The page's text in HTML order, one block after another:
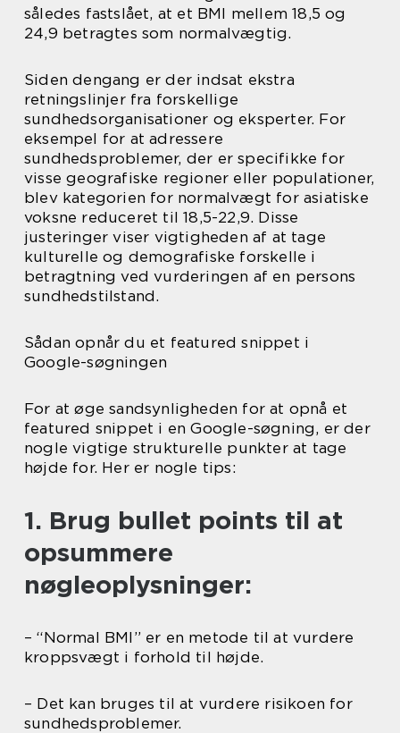
således fastslået, at et BMI mellem 18,5 og
24,9 betragtes som normalvægtig.
Siden dengang er der indsat ekstra
retningslinjer fra forskellige
sundhedsorganisationer og eksperter. For
eksempel for at adressere
sundhedsproblemer, der er specifikke for
visse geografiske regioner eller populationer,
blev kategorien for normalvægt for asiatiske
voksne reduceret til 18,5-22,9. Disse
justeringer viser vigtigheden af at tage
kulturelle og demografiske forskelle i
betragtning ved vurderingen af en persons
sundhedstilstand.
Sådan opnår du et featured snippet i
Google-søgningen
For at øge sandsynligheden for at opnå et
featured snippet i en Google-søgning, er der
nogle vigtige strukturelle punkter at tage
højde for. Her er nogle tips:
1. Brug bullet points til at
opsummere
nøgleoplysninger:
– “Normal BMI” er en metode til at vurdere
kroppsvægt i forhold til højde.
– Det kan bruges til at vurdere risikoen for
sundhedsproblemer.